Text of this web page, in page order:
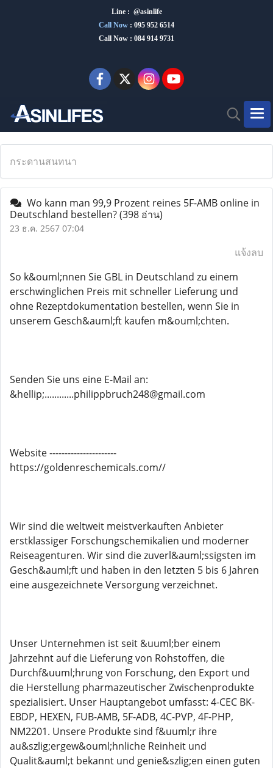
Line : @asinlife
Call Now : 095 952 6514
Call Now : 084 914 9731
กระดานสนทนา
Wo kann man 99,9 Prozent reines 5F-AMB online in
Deutschland bestellen?(398 อ่าน)
23 ธ.ค. 2567 07:04
แจ้งลบ
So k&ouml;nnen Sie GBL in Deutschland zu einem
erschwinglichen Preis mit schneller Lieferung und
ohne Rezeptdokumentation bestellen, wenn Sie in
unserem Gesch&auml;ft kaufen m&ouml;chten.
Senden Sie uns eine E-Mail an:
&hellip;............philippbruch248@gmail.com
Website ----------------------
https://goldenreschemicals.com//
Wir sind die weltweit meistverkauften Anbieter
erstklassiger Forschungschemikalien und moderner
Reiseagenturen. Wir sind die zuverl&auml;ssigsten im
Gesch&auml;ft und haben in den letzten 5 bis 6 Jahren
eine ausgezeichnete Versorgung verzeichnet.
Unser Unternehmen ist seit &uuml;ber einem
Jahrzehnt auf die Lieferung von Rohstoffen, die
Durchf&uuml;hrung von Forschung, den Export und
die Herstellung pharmazeutischer Zwischenprodukte
spezialisiert. Unser Hauptangebot umfasst: 4-CEC BK-
EBDP, HEXEN, FUB-AMB, 5F-ADB, 4C-PVP, 4F-PHP,
NM2201. Unsere Produkte sind f&uuml;r ihre
au&szlig;ergew&ouml;hnliche Reinheit und
Qualit&auml;t bekannt und genie&szlig;en einen guten